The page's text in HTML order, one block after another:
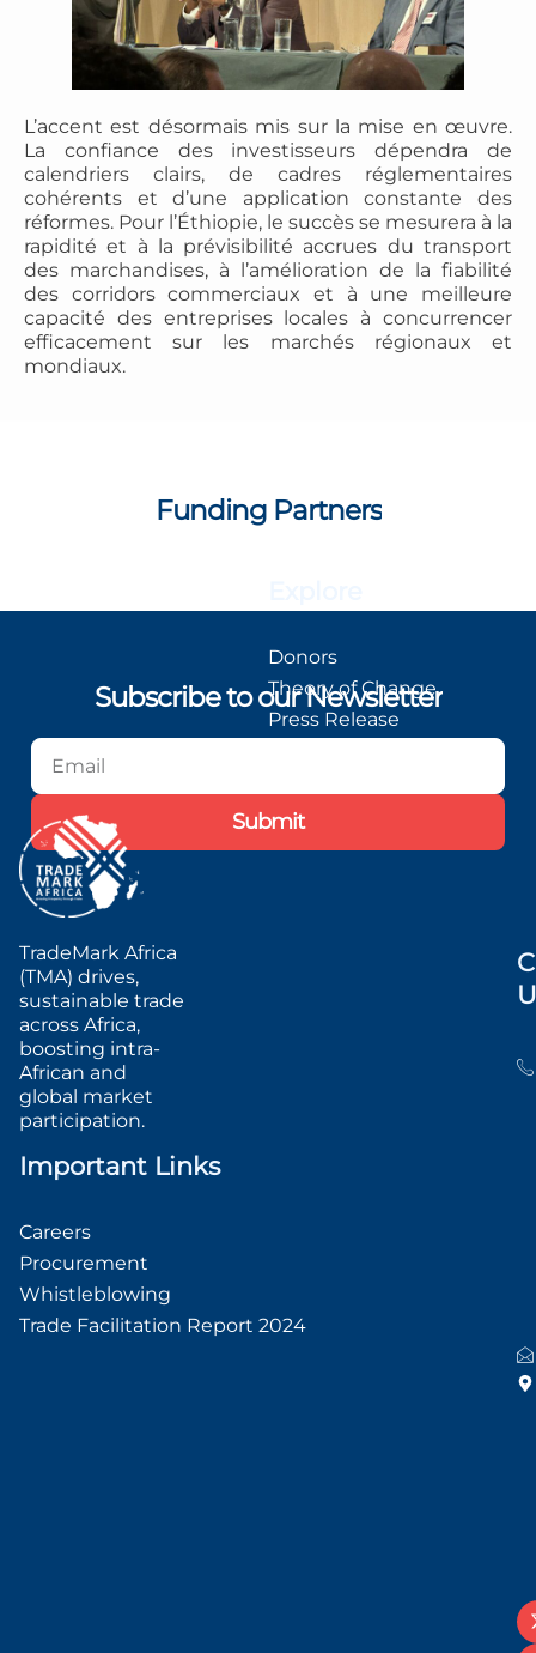
L’accent est désormais mis sur la mise en œuvre.
La confiance des investisseurs dépendra de
calendriers clairs, de cadres réglementaires
cohérents et d’une application constante des
réformes. Pour l’Éthiopie, le succès se mesurera à la
rapidité et à la prévisibilité accrues du transport
des marchandises, à l’amélioration de la fiabilité
des corridors commerciaux et à une meilleure
capacité des entreprises locales à concurrencer
efficacement sur les marchés régionaux et
mondiaux.
Funding Partners
Subscribe to our Newsletter
Submit
TradeMark Africa
(TMA) drives,
sustainable trade
across Africa,
boosting intra-
African and
global market
participation.
Donors
Theory of Change
Press Release
Important Links
Careers
Procurement
Whistleblowing
Trade Facilitation Report 2024